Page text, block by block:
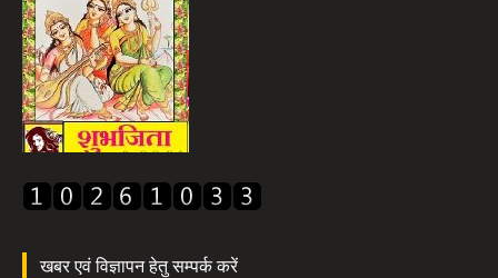
खबर एवं विज्ञापन हेतु सम्पर्क करें